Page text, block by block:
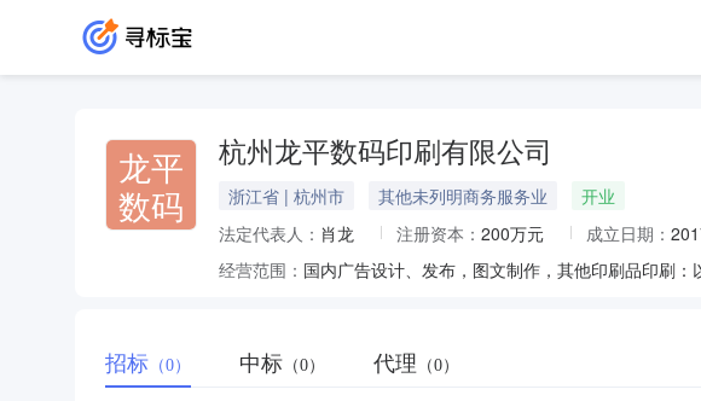
龙平
数码
杭州龙平数码印刷有限公司
浙江省 | 杭州市 其他未列明商务服务业
开业
法定代表人： 肖龙 注册资本： 200万元 成立日期：
经营范围： 国内广告设计、发布，图文制作，其他印刷品印刷
招标 （0） 中标 （0） 代理 （0）